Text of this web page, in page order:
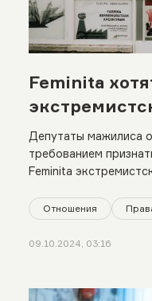
Feminita
Депутаты мажилиса
требованием
Feminita
Отношения
09.10.2024, 03:16